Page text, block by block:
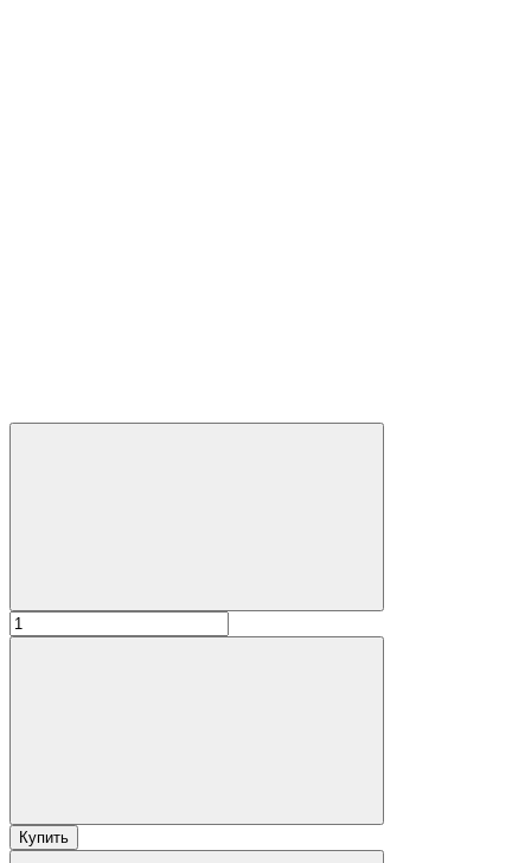
Купить